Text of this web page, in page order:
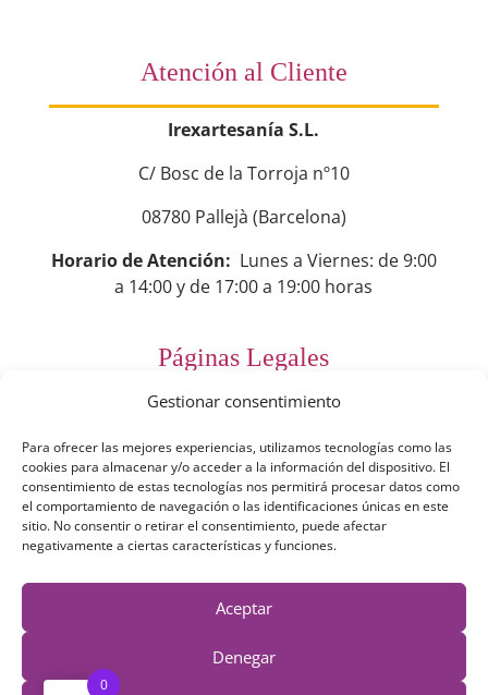
Gestionar consentimiento
Para ofrecer las mejores experiencias, utilizamos tecnologías como las
cookies para almacenar y/o acceder a la información del dispositivo. El
consentimiento de estas tecnologías nos permitirá procesar datos como
el comportamiento de navegación o las identificaciones únicas en este
sitio. No consentir o retirar el consentimiento, puede afectar
negativamente a ciertas características y funciones.
Aceptar
Denegar
Atención al Cliente
Irexartesanía S.L.
C/ Bosc de la Torroja nº10
08780 Pallejà (Barcelona)
Horario de Atención: Lunes a Viernes: de 9:00
a 14:00 y de 17:00 a 19:00 horas
Páginas Legales
Preguntas Frecuentes
Aviso Legal
Política de Privacidad
Política de Cookies
Términos y Condiciones
0